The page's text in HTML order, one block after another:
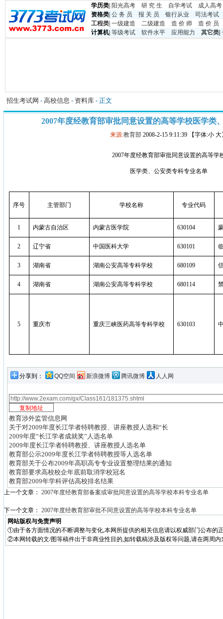
学历类 阳光高考 研 究 生 自学考试
成人高考
资格类 公 务 员 报 关 员 银行从业
司法考试
工程类 一级建造 二级建造 造 价 师
造 价 员
计算机| 等级考试 软件水平 应用能力 其它类
招生考试网 - 高校信息 - 资料库 - 正文
2007年度经教育部审批同意设置的高等学校医学类
来源:教育部 2008-2-15 9:11:39 【字体:小 大
2007年度经教育部审批同意设置的高等学
医学类、公安类专科专业名单
序号 主管部门 学校名称 专业代码
1 内蒙古自治区 内蒙古医学院 630104
2 辽宁省 中国医科大学 630101
3 湖南省 湖南公安高等专科学校 680109
4 湖南省 湖南公安高等专科学校 680114
5 重庆市 重庆三峡医药高等专科学校 630103
分享到： QQ空间 新浪微博 腾讯微博 人人网
教育涉外监管信息网
关于对2009年度长江学者特聘教授、讲座教授人选和“长
2009年度“长江学者成就奖”人选名单
2009年度长江学者特聘教授、讲座教授人选名单
教育部公示2009年度长江学者特聘教授等人选名单
教育部关于公布2009年高职高专专业设置整理结果的通知
教育部要求高校校企年底前取消学校冠名
教育部2009年学科评估高校排名结果
上一个文章： 2007年度经教育部备案或审批同意设置的高等学校本科专业名单
下一个文章： 2007年度经教育部审批不同意设置的高等学校本科专业名单
网站版权与免责声明
①由于各方面情况的不断调整与变化,本网所提供的相关信息请以权威部门公布的
②本网转载的文/图等稿件出于非商业性目的,如转载稿涉及版权等问题,请在两周内